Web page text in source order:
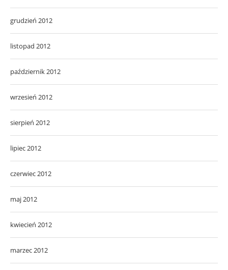
grudzień 2012
listopad 2012
październik 2012
wrzesień 2012
sierpień 2012
lipiec 2012
czerwiec 2012
maj 2012
kwiecień 2012
marzec 2012